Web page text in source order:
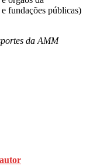
fundações públicas)
da AMM